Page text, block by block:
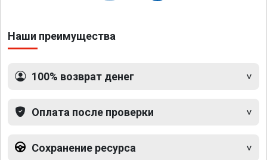
Наши преимущества
100% возврат денег
Оплата после проверки
Сохранение ресурса